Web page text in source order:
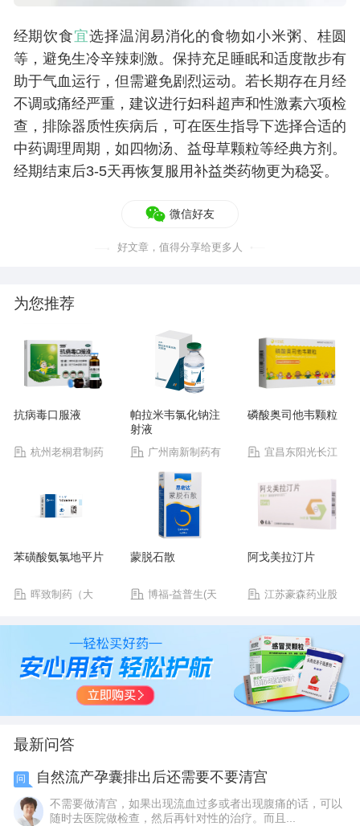
经期饮食宜选择温润易消化的食物如小米粥、桂圆
等，避免生冷辛辣刺激。保持充足睡眠和适度散步有
助于气血运行，但需避免剧烈运动。若长期存在月经
不调或痛经严重，建议进行妇科超声和性激素六项检
查，排除器质性疾病后，可在医生指导下选择合适的
中药调理周期，如四物汤、益母草颗粒等经典方剂。
经期结束后3-5天再恢复服用补益类药物更为稳妥。
微信好友
好文章，值得分享给更多人
为您推荐
抗病毒口服液
杭州老桐君制药
帕拉米韦氯化钠注
射液
广州南新制药有
限公司
磷酸奥司他韦颗粒
宜昌东阳光长江
苯磺酸氨氯地平片
晖致制药（大
蒙脱石散
博福-益普生(天
阿戈美拉汀片
江苏豪森药业股
最新问答
问 自然流产孕囊排出后还需要不要清宫
不需要做清宫，如果出现流血过多或者出现腹痛的话，可以
随时去医院做检查，然后再针对性的治疗。而且...